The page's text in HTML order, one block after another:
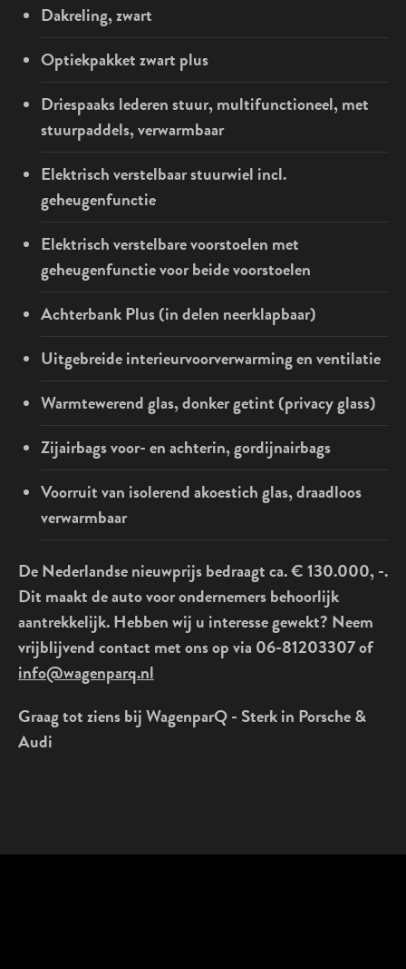
Dakreling, zwart
Optiekpakket zwart plus
Driespaaks lederen stuur, multifunctioneel, met
stuurpaddels, verwarmbaar
Elektrisch verstelbaar stuurwiel incl.
geheugenfunctie
Elektrisch verstelbare voorstoelen met
geheugenfunctie voor beide voorstoelen
Achterbank Plus (in delen neerklapbaar)
Uitgebreide interieurvoorverwarming en ventilatie
Warmtewerend glas, donker getint (privacy glass)
Zijairbags voor- en achterin, gordijnairbags
Voorruit van isolerend akoestich glas, draadloos
verwarmbaar
De Nederlandse nieuwprijs bedraagt ca. € 130.000, -.
Dit maakt de auto voor ondernemers behoorlijk
aantrekkelijk. Hebben wij u interesse gewekt? Neem
vrijblijvend contact met ons op via 06-81203307 of
info@wagenparq.nl
Graag tot ziens bij WagenparQ - Sterk in Porsche &
Audi